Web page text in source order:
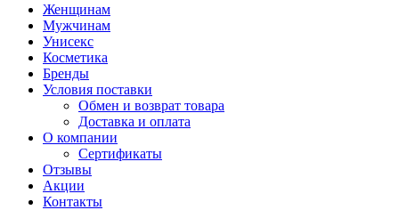
Женщинам
Мужчинам
Унисекс
Косметика
Бренды
Условия поставки
Обмен и возврат товара
Доставка и оплата
О компании
Сертификаты
Отзывы
Акции
Контакты